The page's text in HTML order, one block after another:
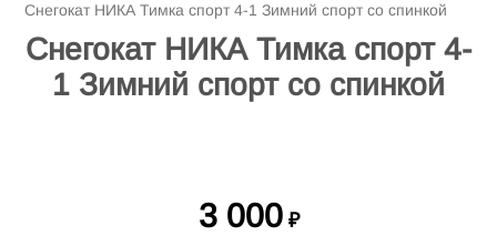
Снегокат НИКА Тимка спорт 4-1 Зимний спорт со спинкой
Снегокат НИКА Тимка спорт 4-
1 Зимний спорт со спинкой
3 000 ₽